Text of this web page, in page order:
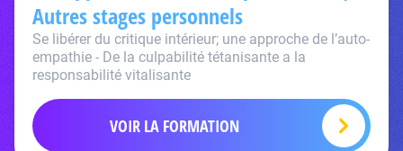
Autres stages personnels
Se libérer du critique intérieur; une approche de l’auto-
empathie - De la culpabilité tétanisante a la
responsabilité vitalisante
VOIR LA FORMATION